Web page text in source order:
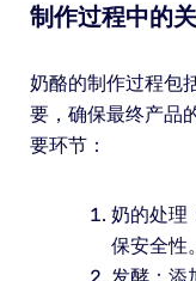
制作过程中的
奶酪的制作过程包
要，确保最终产品
要环节：
奶的处理
保安全性。